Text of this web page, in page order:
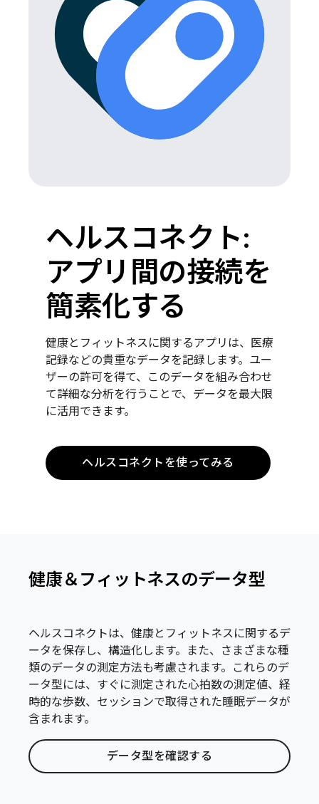
ヘルスコネクト:
アプリ間の接続を
簡素化する
健康とフィットネスに関するアプリは、医療
記録などの貴重なデータを記録します。ユー
ザーの許可を得て、このデータを組み合わせ
て詳細な分析を行うことで、データを最大限
に活用できます。
ヘルスコネクトを使ってみる
健康＆フィットネスのデータ型
ヘルスコネクトは、健康とフィットネスに関するデ
ータを保存し、構造化します。また、さまざまな種
類のデータの測定方法も考慮されます。これらのデ
ータ型には、すぐに測定された心拍数の測定値、経
時的な歩数、セッションで取得された睡眠データが
含まれます。
データ型を確認する